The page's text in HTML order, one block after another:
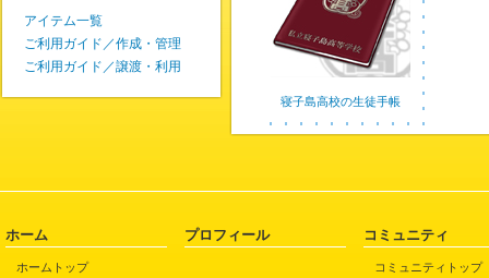
寝子島高校の生徒手帳
アイテム一覧
ご利用ガイド／作成・管理
ご利用ガイド／譲渡・利用
ホーム
ホームトップ
プロフィール コミュニティ
コミュニティトップ